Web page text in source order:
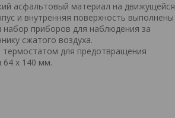
асфальтовый материал на движущейся
и внутренняя поверхность выполнены
приборов для наблюдения за
сжатого воздуха.
для предотвращения
64 x 140 мм.